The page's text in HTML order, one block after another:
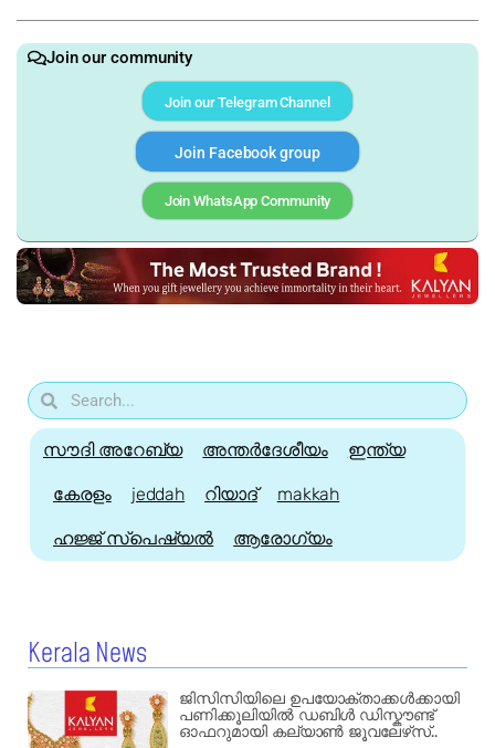
Join our community
Join our Telegram Channel
Join Facebook group
Join WhatsApp Community
സൗദി അറേബ്യ അന്തർദേശീയം ഇന്ത്യ
കേരളം jeddah റിയാദ് makkah
ഹജ്ജ്‌ സ്പെഷ്യൽ ആരോഗ്യം
Kerala News
ജിസിസിയിലെ ഉപയോക്താക്കൾക്കായി
പണിക്കൂലിയിൽ ഡബിൾ ഡിസ്കൗണ്ട്
ഓഫറുമായി കല്യാൺ ജൂവലേഴ്‌സ്..